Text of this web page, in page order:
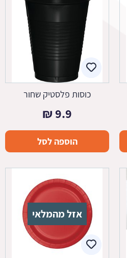
כוסות פלסטיק שחור
9.9
₪
הוספה לסל
אזל מהמלאי